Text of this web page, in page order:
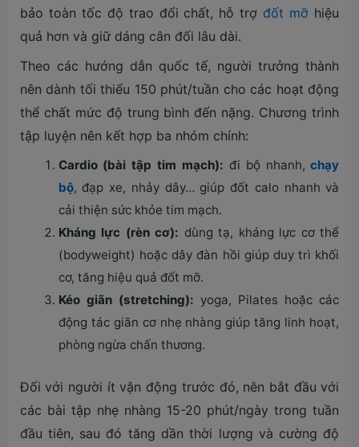
bảo toàn tốc độ trao đổi chất, hỗ trợ đốt mỡ hiệu
quả hơn và giữ dáng cân đối lâu dài.
Theo các hướng dẫn quốc tế, người trưởng thành
nên dành tối thiểu 150 phút/tuần cho các hoạt động
thể chất mức độ trung bình đến nặng. Chương trình
tập luyện nên kết hợp ba nhóm chính:
Cardio (bài tập tim mạch): đi bộ nhanh,chạy
bộ, đạp xe, nhảy dây… giúp đốt calo nhanh và
cải thiện sức khỏe tim mạch.
Kháng lực (rèn cơ): dùng tạ, kháng lực cơ thể
(bodyweight) hoặc dây đàn hồi giúp duy trì khối
cơ, tăng hiệu quả đốt mỡ.
Kéo giãn (stretching): yoga, Pilates hoặc các
động tác giãn cơ nhẹ nhàng giúp tăng linh hoạt,
phòng ngừa chấn thương.
Đối với người ít vận động trước đó, nên bắt đầu với
các bài tập nhẹ nhàng 15-20 phút/ngày trong tuần
đầu tiên, sau đó tăng dần thời lượng và cường độ